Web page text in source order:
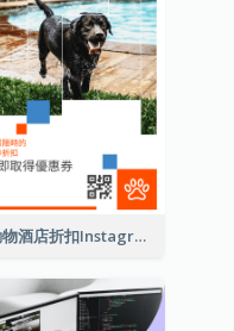
動物酒店折扣Instagram限時動態